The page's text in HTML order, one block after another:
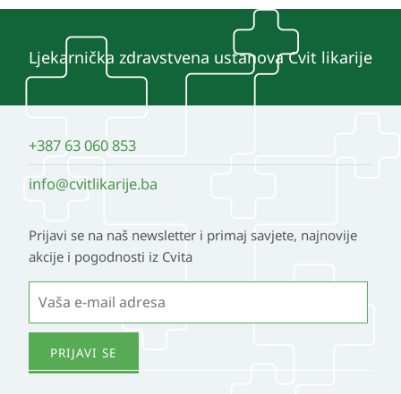
Ljekarnička zdravstvena ustanova Cvit likarije
+387 63 060 853
info@cvitlikarije.ba
Prijavi se na naš newsletter i primaj savjete, najnovije
akcije i pogodnosti iz Cvita